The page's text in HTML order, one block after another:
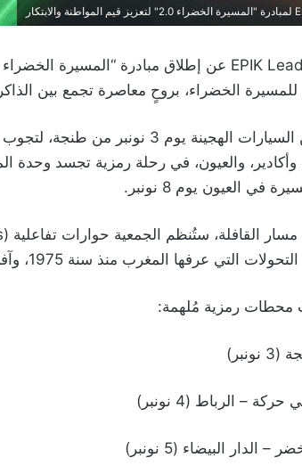
الخضراء، بروحٍ معاصرة تجمع بين الذاكرة
ستنطلق قافلة من السيارات الهجينة
وأكادير، والعيون، في رحلة رمزية تجسد
في العيون يوم 8 نونبر.
المغرب منذ سنة 1975، وآفاق الجيل الجديد في بناء مغرب الغد.
رمزية مُلهمة:
– الرباط (4 نونبر)
– الدار البيضاء (5 نونبر)